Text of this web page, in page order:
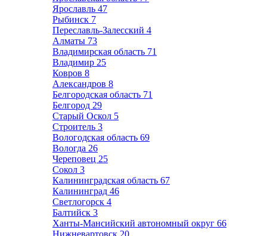
Ярославль 47
Рыбинск 7
Переславль-Залесский 4
Алматы 73
Владимирская область 71
Владимир 25
Ковров 8
Александров 8
Белгородская область 71
Белгород 29
Старый Оскол 5
Строитель 3
Вологодская область 69
Вологда 26
Череповец 25
Сокол 3
Калининградская область 67
Калининград 46
Светлогорск 4
Балтийск 3
Ханты-Мансийский автономный округ 66
Нижневартовск 20